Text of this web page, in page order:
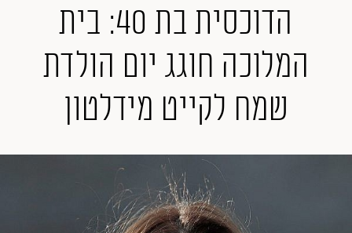
אופנה
ביוטי
סלבס
ערוצים נוספים
המגזין
הדוכסית בת 40: בית
המלוכה חוגג יום הולדת
שמח לקייט מידלטון